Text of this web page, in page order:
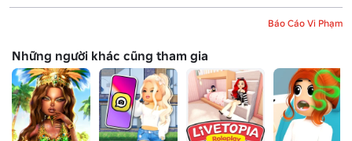
Báo Cáo Vi Phạm
Những người khác cũng tham gia